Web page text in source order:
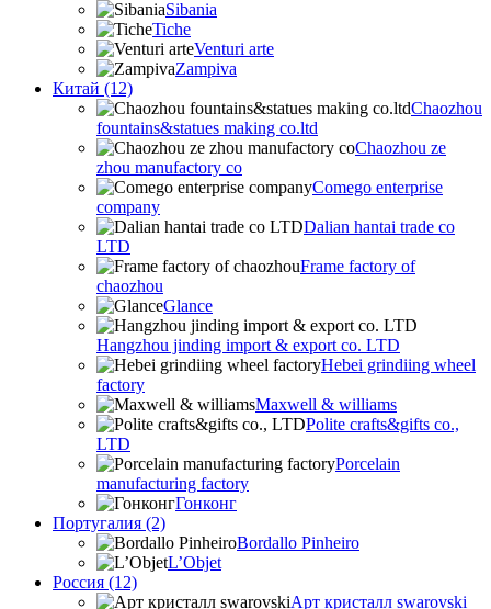
Sibania
Tiche
Venturi arte
Zampiva
Китай (12)
Chaozhou
fountains&statues making co.ltd
Chaozhou ze
zhou manufactory co
Comego enterprise
company
Dalian hantai trade co
LTD
Frame factory of
chaozhou
Glance
Hangzhou jinding import & export co. LTD
Hebei grindiing wheel
factory
Maxwell & williams
Polite crafts&gifts co.,
LTD
Porcelain
manufacturing factory
Гонконг
Португалия (2)
Bordallo Pinheiro
L’Objet
Россия (12)
Арт кристалл swarovski